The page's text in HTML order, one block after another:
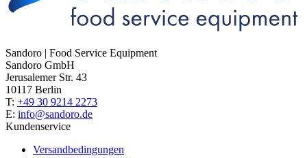
Sandoro | Food Service Equipment
Sandoro GmbH
Jerusalemer Str. 43
10117 Berlin
T: +49 30 9214 2273
E: info@sandoro.de
Kundenservice
Versandbedingungen